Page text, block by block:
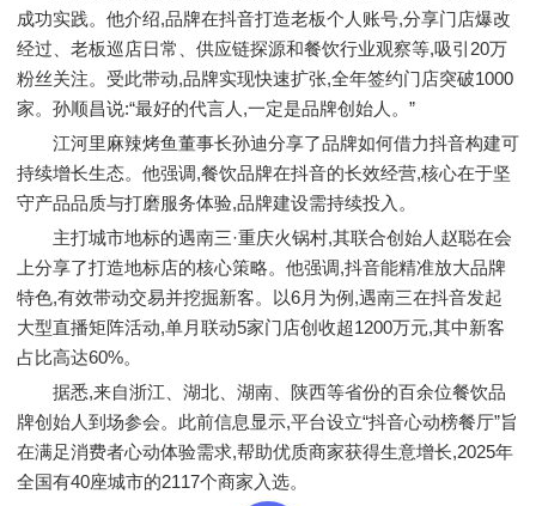
成功实践。他介绍,品牌在抖音打造老板个人账号,分享门店爆改
经过、老板巡店日常、供应链探源和餐饮行业观察等,吸引20万
粉丝关注。受此带动,品牌实现快速扩张,全年签约门店突破1000
家。孙顺昌说:“最好的代言人,一定是品牌创始人。”
江河里麻辣烤鱼董事长孙迪分享了品牌如何借力抖音构建可
持续增长生态。他强调,餐饮品牌在抖音的长效经营,核心在于坚
守产品品质与打磨服务体验,品牌建设需持续投入。
主打城市地标的遇南三·重庆火锅村,其联合创始人赵聪在会
上分享了打造地标店的核心策略。他强调,抖音能精准放大品牌
特色,有效带动交易并挖掘新客。以6月为例,遇南三在抖音发起
大型直播矩阵活动,单月联动5家门店创收超1200万元,其中新客
占比高达60%。
据悉,来自浙江、湖北、湖南、陕西等省份的百余位餐饮品
牌创始人到场参会。此前信息显示,平台设立“抖音心动榜餐厅”旨
在满足消费者心动体验需求,帮助优质商家获得生意增长,2025年
全国有40座城市的2117个商家入选。